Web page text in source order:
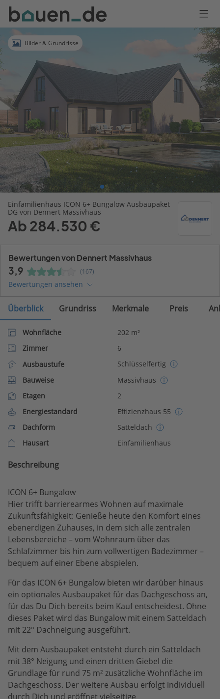
Bauen
Logo
AnmeldenBilder & Grundrisse
Einfamilienhaus ICON 6+ Bungalow Ausbaupaket
DG von Dennert Massivhaus
Ab 284.530 €
Bewertungen von Dennert Massivhaus
3,9 (167)
Bewertungen ansehen
Überblick Grundriss Merkmale Preis
Wohnfläche
202 m²
Zimmer
6
Ausbaustufe
Schlüsselfertig
Bauweise
Massivhaus
Etagen
2
Energiestandard
Effizienzhaus 55
Dachform
Satteldach
Hausart
Einfamilienhaus
Beschreibung
ICON 6+ Bungalow
Hier trifft barrierearmes Wohnen auf maximale
Zukunftsfähigkeit: Genieße heute den Komfort eines
ebenerdigen Zuhauses, in dem sich alle zentralen
Lebensbereiche – vom Wohnraum über das
Schlafzimmer bis hin zum vollwertigen Badezimmer –
bequem auf einer Ebene abspielen.
Für das ICON 6+ Bungalow bieten wir darüber hinaus
ein optionales Ausbaupaket für das Dachgeschoss an,
für das Du Dich bereits beim Kauf entscheidest. Ohne
dieses Paket wird das Bungalow mit einem Satteldach
mit 22° Dachneigung ausgeführt.
Mit dem Ausbaupaket entsteht durch ein Satteldach
mit 38° Neigung und einen dritten Giebel die
Grundlage für rund 75 m² zusätzliche Wohnfläche im
Dachgeschoss. Der weitere Ausbau erfolgt individuell
durch Dich und eröffnet vielseitige